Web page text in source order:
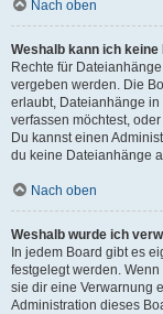
Nach oben
Weshalb kann ich
Rechte für
vergeben werden. Die
erlaubt, Dateianhänge
verfassen möchtest,
Du kannst einen
du keine Dateianhänge
Nach oben
Weshalb wurde ich
In jedem Board gibt es
festgelegt werden.
sie dir eine Verwarnung
Administration dieses